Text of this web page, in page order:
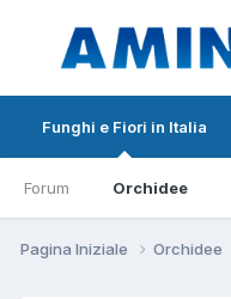
Funghi e Fiori in Italia
Forum Orchidee
Pagina Iniziale Orchidee